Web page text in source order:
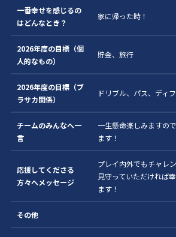
一番幸せを感じるの
はどんなとき？
家に帰った時！
2026年度の目標（個
人的なもの）
貯金、旅行
2026年度の目標（ブ
ラサカ関係）
ドリブル、パス、ディ
チームのみんなへ一
言
一生懸命楽しみますの
ます！
応援してくださる
方々へメッセージ
プレイ内外でもチャレ
見守っていただければ
ます！
その他